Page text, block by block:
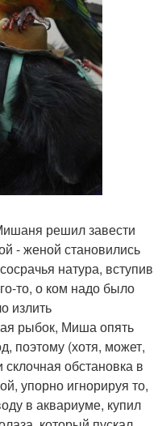
решил завести
- женой становились
натура, вступив
то, о ком надо было
излить
рыбок, Миша опять
поэтому (хотя, может,
обстановка в
упорно игнорируя то,
в аквариуме, купил